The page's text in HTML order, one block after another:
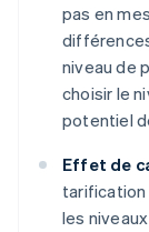
pas en
niveau de
choisir le
potentiel
Effet de
tarification
les